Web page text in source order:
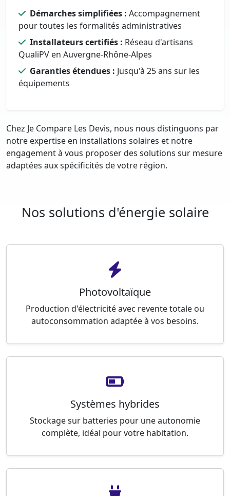
Démarches simplifiées : Accompagnement
pour toutes les formalités administratives
Installateurs certifiés : Réseau d'artisans
QualiPV en Auvergne-Rhône-Alpes
Garanties étendues : Jusqu'à 25 ans sur les
équipements
Chez Je Compare Les Devis, nous nous distinguons par
notre expertise en installations solaires et notre
engagement à vous proposer des solutions sur mesure
adaptées aux spécificités de votre région.
Nos solutions d'énergie solaire
Photovoltaïque
Production d'électricité avec revente totale ou
autoconsommation adaptée à vos besoins.
Systèmes hybrides
Stockage sur batteries pour une autonomie
complète, idéal pour votre habitation.